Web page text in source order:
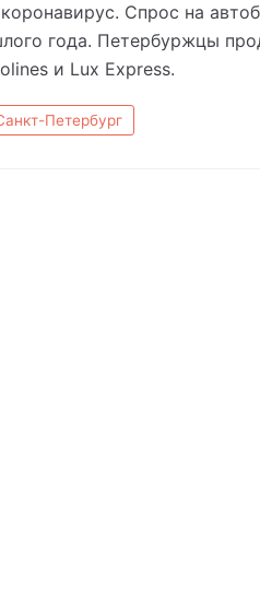
Спрос на
года. Петербуржцы
и Lux Express.
Петербург